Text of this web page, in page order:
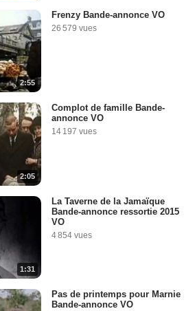
2:55
Frenzy Bande-annonce VO
26 579 vues
2:05
Complot de famille Bande-
annonce VO
14 197 vues
1:31
La Taverne de la Jamaïque
Bande-annonce ressortie 2015
VO
4 854 vues
Pas de printemps pour Marnie
Bande-annonce VO